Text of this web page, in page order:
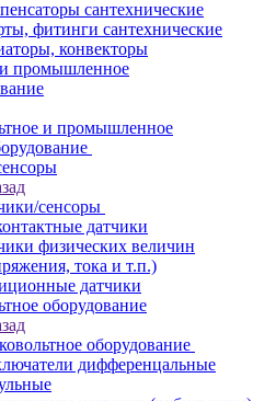
сантехнические
фитинги сантехнические
конвекторы
промышленное
и промышленное
сенсоры
датчики
физических величин
тока и т.п.)
датчики
оборудование
оборудование
дифференцальные